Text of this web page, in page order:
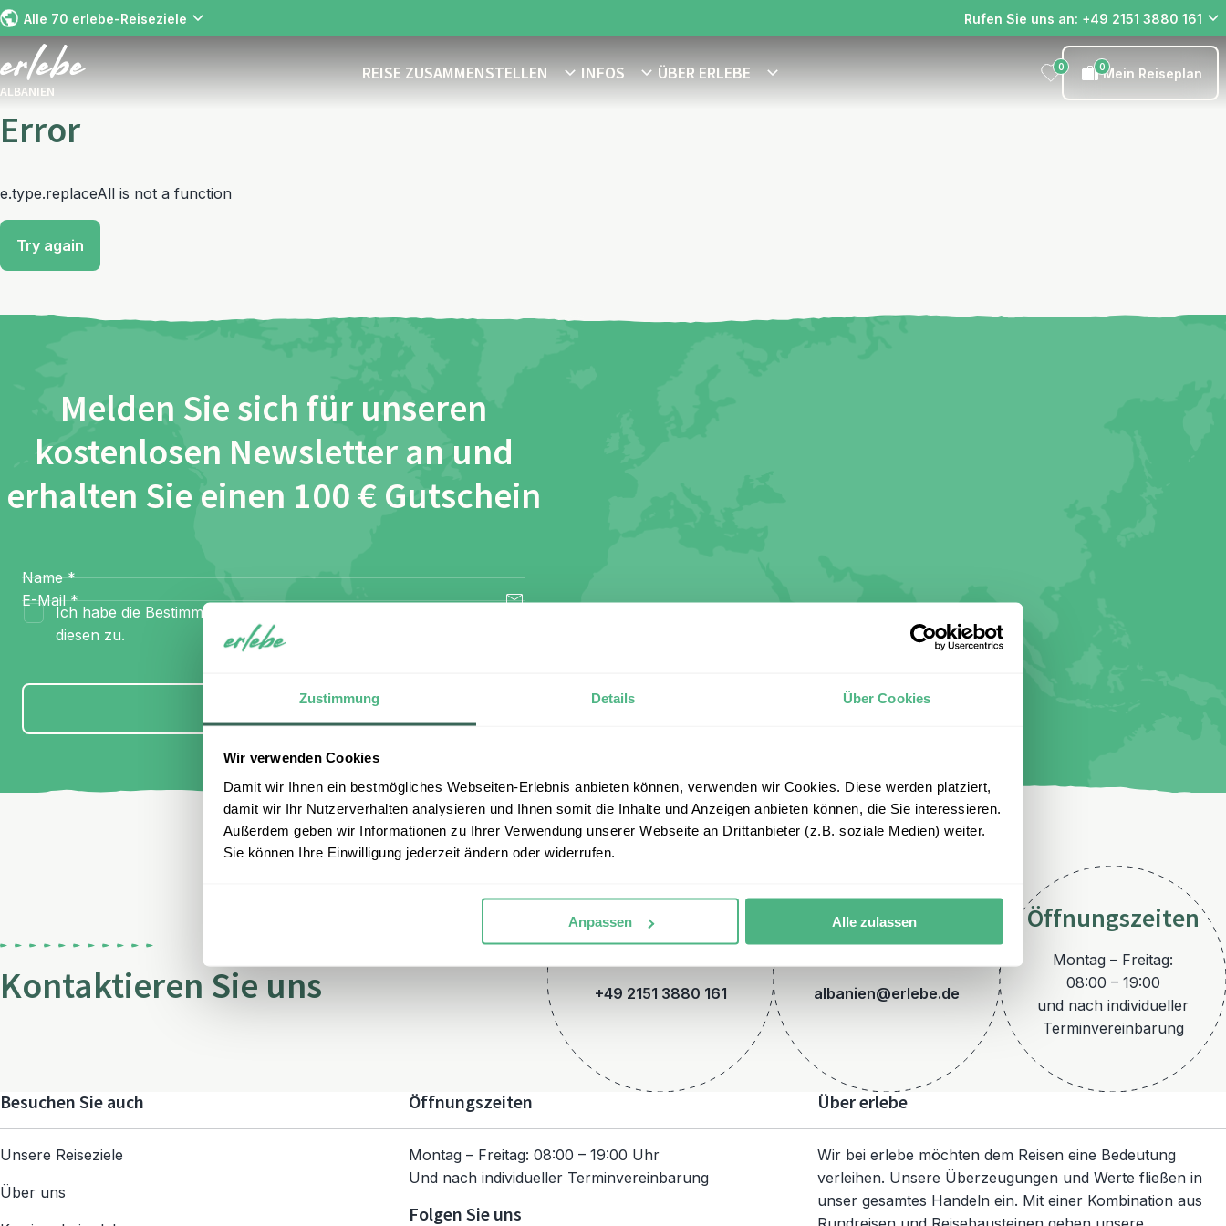
Zustimmung Details Über Cookies
Wir verwenden Cookies
Damit wir Ihnen ein bestmögliches Webseiten-Erlebnis anbieten können, verwenden wir Cookies. Diese werden platziert,
damit wir Ihr Nutzerverhalten analysieren und Ihnen somit die Inhalte und Anzeigen anbieten können, die Sie interessieren.
Außerdem geben wir Informationen zu Ihrer Verwendung unserer Webseite an Drittanbieter (z.B. soziale Medien) weiter.
Sie können Ihre Einwilligung jederzeit ändern oder widerrufen.
Anpassen Alle zulassen
Alle 70 erlebe-Reiseziele Rufen Sie uns an: +49 2151 3880 161
ALBANIEN
REISE ZUSAMMENSTELLEN INFOS ÜBER ERLEBE 0 0Mein Reiseplan
Error
e.type.replaceAll is not a function
Try again
Melden Sie sich für unseren
kostenlosen Newsletter an und
erhalten Sie einen 100 € Gutschein
Name *
E-Mail *
Ich habe die Bestimmungen zum
diesen zu.
Anmelden
Kontaktieren Sie uns
Telefon
+49 2151 3880 161
E-Mail
albanien@erlebe.de
Öffnungszeiten
Montag – Freitag:
08:00 – 19:00
und nach individueller
Terminvereinbarung
Besuchen Sie auch
Unsere Reiseziele
Über uns
Öffnungszeiten
Montag – Freitag: 08:00 – 19:00 Uhr
Und nach individueller Terminvereinbarung
Folgen Sie uns
Über erlebe
Wir bei erlebe möchten dem Reisen eine Bedeutung
verleihen. Unsere Überzeugungen und Werte fließen in
unser gesamtes Handeln ein. Mit einer Kombination aus